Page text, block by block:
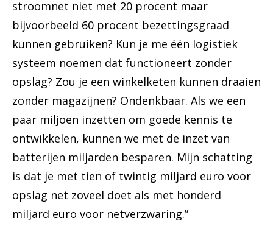
stroomnet niet met 20 procent maar
bijvoorbeeld 60 procent bezettingsgraad
kunnen gebruiken? Kun je me één logistiek
systeem noemen dat functioneert zonder
opslag? Zou je een winkelketen kunnen draaien
zonder magazijnen? Ondenkbaar. Als we een
paar miljoen inzetten om goede kennis te
ontwikkelen, kunnen we met de inzet van
batterijen miljarden besparen. Mijn schatting
is dat je met tien of twintig miljard euro voor
opslag net zoveel doet als met honderd
miljard euro voor netverzwaring.”